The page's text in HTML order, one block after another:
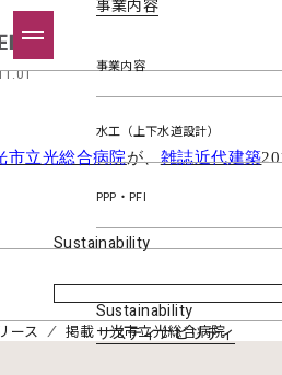
事業内容
事業内容
水工（上下水道設計）
PPP・PFI
Sustainability
Sustainability
サスティナビリティ
光総合病院
市立光総合病院が、 雑誌近代建築
ース 掲載 光市立光総合病院